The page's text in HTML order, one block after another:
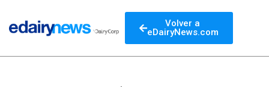
Volver a
eDairyNews.com